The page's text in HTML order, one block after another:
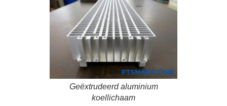
Geëxtrudeerd aluminium
koellichaam